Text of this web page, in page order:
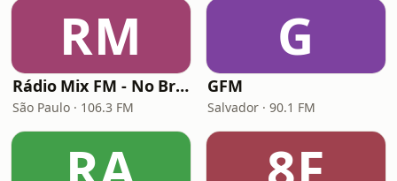
RM
Rádio Mix FM - No Break
São Paulo · 106.3 FM
G
GFM
Salvador · 90.1 FM